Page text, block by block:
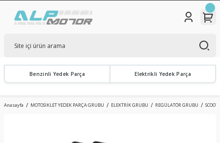
Benzinli Yedek Parça Elektrikli Yedek Parça
Anasayfa MOTOSİKLET YEDEK PARÇA GRUBU ELEKTRİK GRUBU REGÜLATÖR GRUBU